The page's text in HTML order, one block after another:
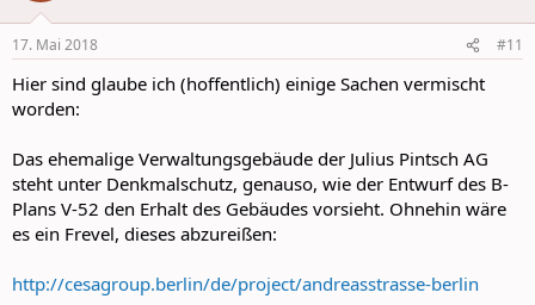
17. Mai 2018 #11
Hier sind glaube ich (hoffentlich) einige Sachen vermischt
worden:
Das ehemalige Verwaltungsgebäude der Julius Pintsch AG
steht unter Denkmalschutz, genauso, wie der Entwurf des B-
Plans V-52 den Erhalt des Gebäudes vorsieht. Ohnehin wäre
es ein Frevel, dieses abzureißen:
http://cesagroup.berlin/de/project/andreasstrasse-berlin